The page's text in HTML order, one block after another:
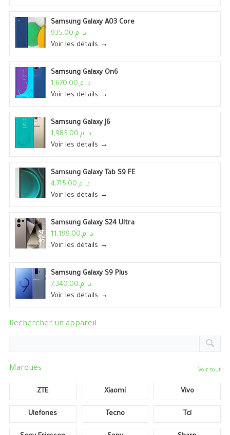
Samsung Galaxy A03 Core
د. م.935.00
Voir les détails →
Samsung Galaxy On6
د. م.1,670.00
Voir les détails →
Samsung Galaxy J6
د. م.1,985.00
Voir les détails →
Samsung Galaxy Tab S9 FE
د. م.4,715.00
Voir les détails →
Samsung Galaxy S24 Ultra
د. م.11,199.00
Voir les détails →
Samsung Galaxy S9 Plus
د. م.7,340.00
Voir les détails →
Rechercher un appareil
Marques Voir tout
ZTE Xiaomi Vivo
Ulefones Tecno Tcl